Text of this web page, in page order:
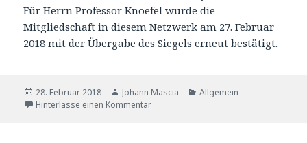
Für Herrn Professor Knoefel wurde die
Mitgliedschaft in diesem Netzwerk am 27. Februar
2018 mit der Übergabe des Siegels erneut bestätigt.
Veröffentlicht
am
28. Februar 2018 Autor
Johann Mascia Katgeorien
Allgemein
Hinterlasse einen Kommentar